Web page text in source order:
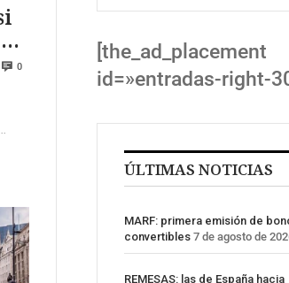
0
[the_ad_placement
id=»entradas-right-
ÚLTIMAS NOTICIAS
MARF: primera emisión de
convertibles 7 de agosto de
REMESAS: las de España hacia